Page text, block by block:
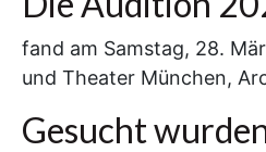
fand am Samstag, 28.
und Theater München,
Gesucht